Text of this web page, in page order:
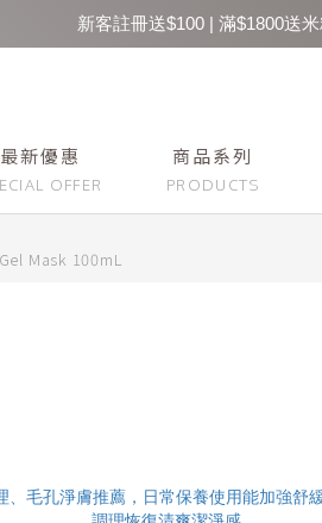
最新優惠 商品系列
Mask 100mL
新客註冊送$100 | 滿$1800送